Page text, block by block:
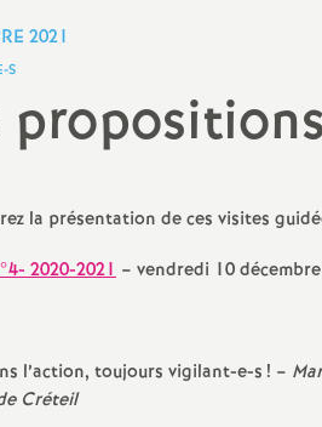
N
t
Denis
Cpe
documentalistes
PsyEN-
obligations de
formation
congés,
2021
S
la présentation de ces visites
2020-2021 – vendredi 10
l’action, toujours vigilant-e-s ! –
Créteil